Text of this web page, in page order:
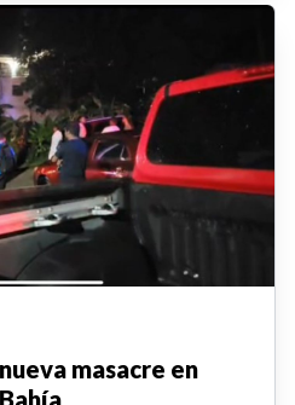
masacre en